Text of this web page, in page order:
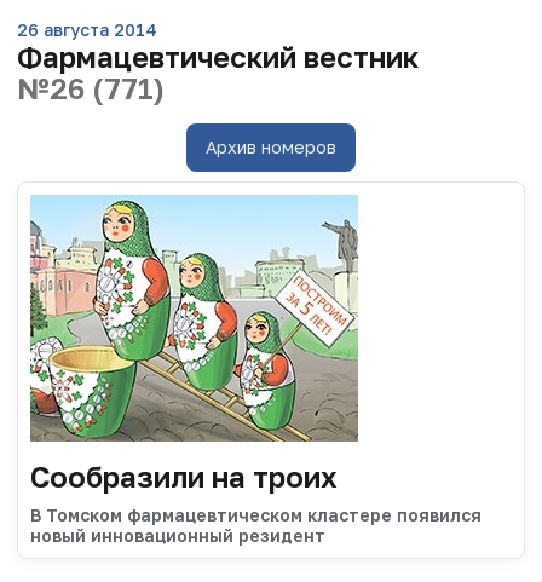
26 августа 2014
Фармацевтический вестник
№26 (771)
Архив номеров
Сообразили на троих
В Томском фармацевтическом кластере появился
новый инновационный резидент